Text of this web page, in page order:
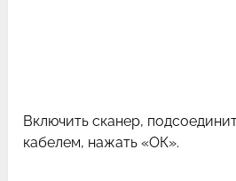
Включить сканер,
кабелем, нажать «ОК».